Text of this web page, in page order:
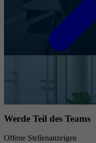
Werde Teil des Teams
Offene Stellenanzeigen